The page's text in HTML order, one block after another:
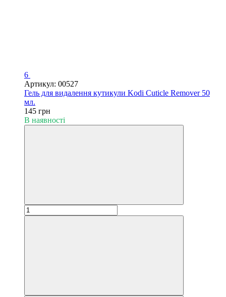
6
Артикул: 00527
Гель для видалення кутикули Kodi Cuticle Remover 50
мл.
145 грн
В наявності